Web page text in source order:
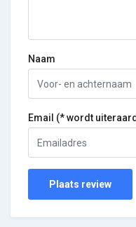
Naam
Email (* wordt
Plaats review